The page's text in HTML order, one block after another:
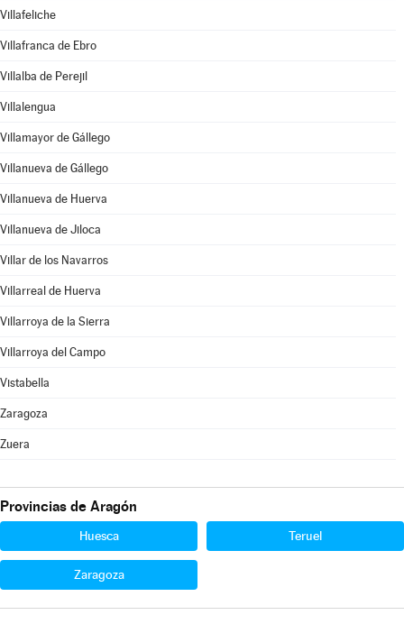
Villafeliche
Villafranca de Ebro
Villalba de Perejil
Villalengua
Villamayor de Gállego
Villanueva de Gállego
Villanueva de Huerva
Villanueva de Jiloca
Villar de los Navarros
Villarreal de Huerva
Villarroya de la Sierra
Villarroya del Campo
Vistabella
Zaragoza
Zuera
Provincias de Aragón
Huesca Teruel
Zaragoza